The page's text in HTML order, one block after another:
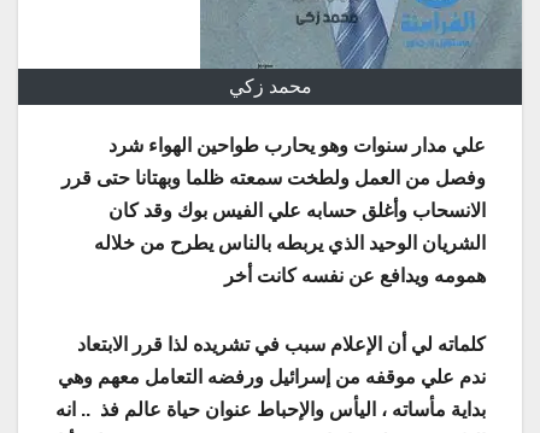
محمد زكي
علي مدار سنوات وهو يحارب طواحين الهواء شرد
وفصل من العمل ولطخت سمعته ظلما وبهتانا حتى قرر
الانسحاب وأغلق حسابه علي الفيس بوك وقد كان
الشريان الوحيد الذي يربطه بالناس يطرح من خلاله
همومه ويدافع عن نفسه كانت أخر
كلماته لي أن الإعلام سبب في تشريده لذا قرر الابتعاد
ندم علي موقفه من إسرائيل ورفضه التعامل معهم وهي
بداية مأساته ، اليأس والإحباط عنوان حياة عالم فذ .. انه